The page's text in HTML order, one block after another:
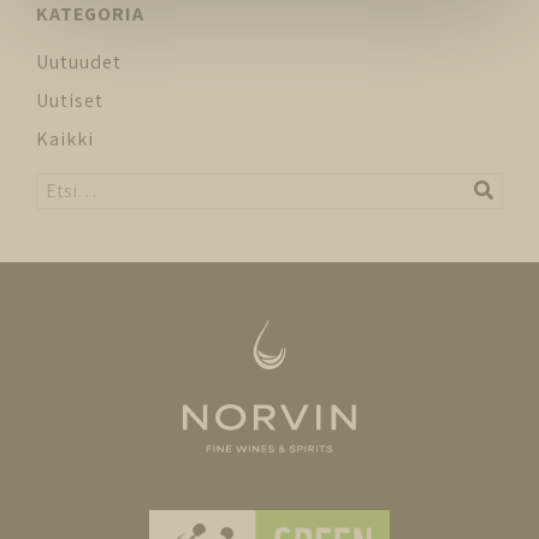
KATEGORIA
Uutuudet
Uutiset
Kaikki